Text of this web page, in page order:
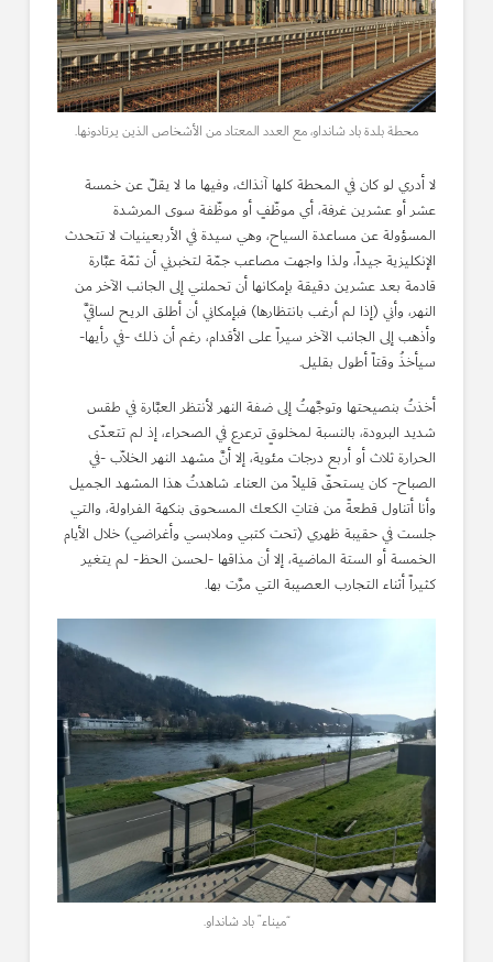
محطة بلدة باد شانداو، مع العدد المعتاد من الأشخاص الذين يرتادونها.
لا أدري لو كان في المحطة كلها آنذاك، وفيها ما لا يقلّ عن خمسة
عشر أو عشرين غرفة، أي موظّفٍ أو موظّفة سوى المرشدة
المسؤولة عن مساعدة السياح، وهي سيدة في الأربعينيات لا تتحدث
الإنكليزية جيداً، ولذا واجهت مصاعب جمّة لتخبرني أن ثمّة عبَّارة
قادمة بعد عشرين دقيقة بإمكانها أن تحملني إلى الجانب الآخر من
النهر، وأني (إذا لم أرغب بانتظارها) فبإمكاني أن أطلق الريح لساقيَّ
وأذهب إلى الجانب الآخر سيراً على الأقدام، رغم أن ذلك -في رأيها-
سيأخذُ وقتاً أطول بقليل.
أخذتُ بنصيحتها وتوجَّهتُ إلى ضفة النهر لأنتظر العبَّارة في طقس
شديد البرودة، بالنسبة لمخلوقٍ ترعرع في الصحراء، إذ لم تتعدّى
الحرارة ثلاث أو أربع درجات مئوية، إلا أنَّ مشهد النهر الخلاّب -في
الصباح- كان يستحقّ قليلاً من العناء. شاهدتُ هذا المشهد الجميل
وأنا أتناول قطعةً من فتاتِ الكعك المسحوق بنكهة الفراولة، والتي
جلست في حقيبة ظهري (تحت كتبي وملابسي وأغراضي) خلال الأيام
الخمسة أو الستة الماضية، إلا أن مذاقها -لحسن الحظ- لم يتغير
كثيراً أثناء التجارب العصيبة التي مرَّت بها.
“ميناء” باد شانداو.